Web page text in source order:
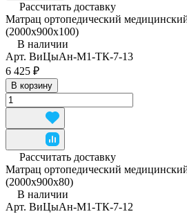
Рассчитать доставку
Матрац ортопедический
(2000x900x100)
В наличии
Арт. ВиЦыАн-М1-ТК-7-13
6 425 ₽
В корзину
Рассчитать доставку
Матрац ортопедический
(2000x900x80)
В наличии
Арт. ВиЦыАн-М1-ТК-7-12